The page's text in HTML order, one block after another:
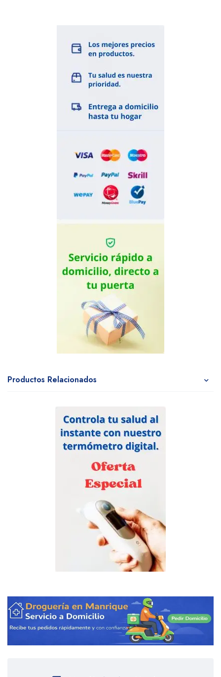
Productos Relacionados